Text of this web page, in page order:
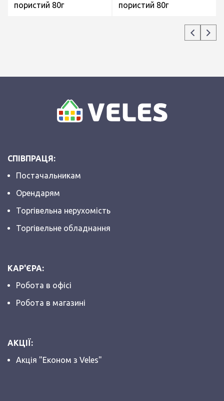
пористий 80г
пористий 80г
СПІВПРАЦЯ:
Постачальникам
Орендарям
Торгівельна нерухомість
Торгівельне обладнання
КАР'ЄРА:
Робота в офісі
Робота в магазині
АКЦІЇ:
Акція "Економ з Veles"